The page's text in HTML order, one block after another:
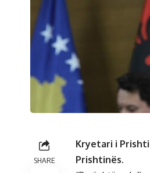
SHARE
Kryetari i
Prishtinës.